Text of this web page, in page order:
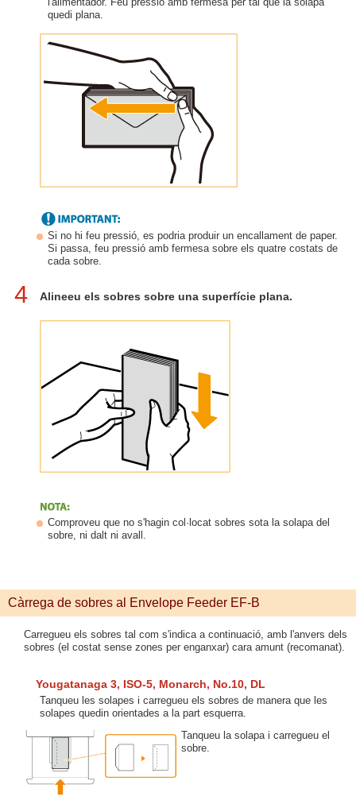
quedi plana.
Si no hi feu pressió, es podria produir un encallament de paper.
Si passa, feu pressió amb fermesa sobre els quatre costats de
cada sobre.
4 Alineeu els sobres sobre una superfície plana.
Comproveu que no s'hagin col·locat sobres sota la solapa del
sobre, ni dalt ni avall.
Càrrega de sobres al Envelope Feeder EF-B
Carregueu els sobres tal com s'indica a continuació, amb l'anvers dels
sobres (el costat sense zones per enganxar) cara amunt (recomanat).
Yougatanaga 3, ISO-5, Monarch, No.10, DL
Tanqueu les solapes i carregueu els sobres de manera que les
solapes quedin orientades a la part esquerra.
Tanqueu la solapa i carregueu el
sobre.